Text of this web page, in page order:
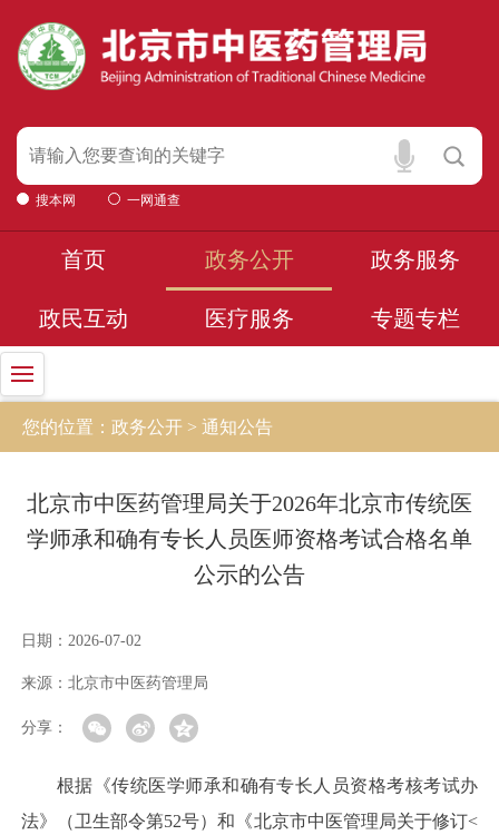
搜本网 一网通查
首页 政务公开 政务服务
政民互动 医疗服务 专题专栏
您的位置：政务公开 > 通知公告
北京市中医药管理局关于2026年北京市传统医
学师承和确有专长人员医师资格考试合格名单
公示的公告
日期： 2026-07-02
来源： 北京市中医药管理局
分享：
根据《传统医学师承和确有专长人员资格考核考试办
法》（卫生部令第52号）和《北京市中医管理局关于修订<